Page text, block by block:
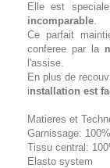
Elle est
incomparable.
Ce parfait
conferee par la
l'assise.
En plus de
installation est
Matieres et
Garnissage:
Tissu central:
Elasto system